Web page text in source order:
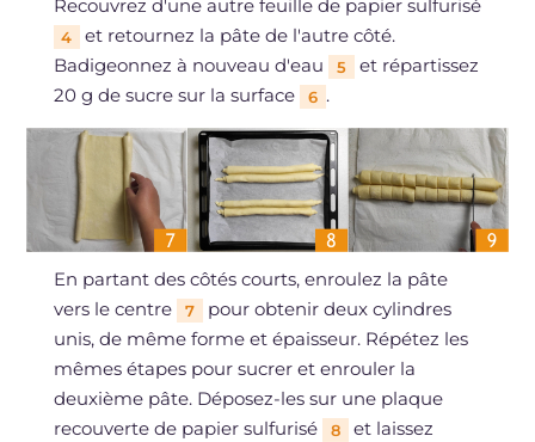
Recouvrez d'une autre feuille de papier sulfurisé
4
et retournez la pâte de l'autre côté.
Badigeonnez à nouveau d'eau
5
et répartissez
20 g de sucre sur la surface
6 .
En partant des côtés courts, enroulez la pâte
vers le centre
7
pour obtenir deux cylindres
unis, de même forme et épaisseur. Répétez les
mêmes étapes pour sucrer et enrouler la
deuxième pâte. Déposez-les sur une plaque
recouverte de papier sulfurisé
8
et laissez